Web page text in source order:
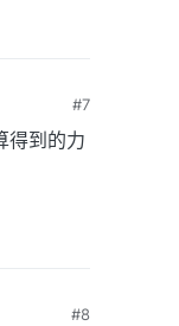
#7
得到的力
#8